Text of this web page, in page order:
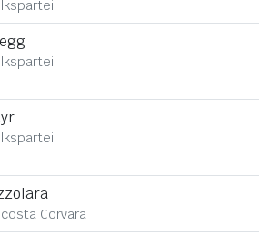
Corvara